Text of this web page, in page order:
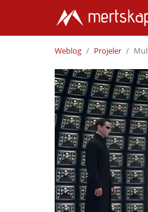
Weblog Projeler